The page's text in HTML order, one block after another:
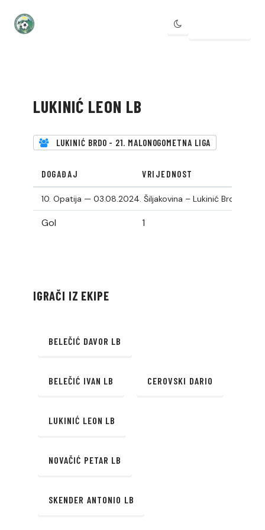
LUKINIĆ LEON LB
LUKINIĆ BRDO - 21. MALONOGOMETNA LIGA
DOGAĐAJ VRIJEDNOST
10. Opatija — 03.08.2024.Šiljakovina – Lukinić Brdo 4:1
Gol 1
IGRAČI IZ EKIPE
BELEČIĆ DAVOR LB
BELEČIĆ IVAN LB CEROVSKI DARIO
LUKINIĆ LEON LB
NOVAČIĆ PETAR LB
SKENDER ANTONIO LB